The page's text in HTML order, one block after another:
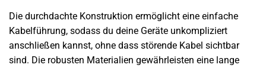
Die durchdachte Konstruktion ermöglicht eine einfache
Kabelführung, sodass du deine Geräte unkompliziert
anschließen kannst, ohne dass störende Kabel sichtbar
sind. Die robusten Materialien gewährleisten eine lange